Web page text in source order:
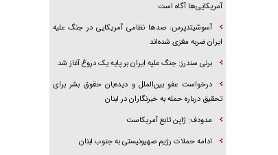
برابر یورش به پاسگاه‌های پلیس
تحلیل ابعاد پیام رهبر انقلاب به حزب‌الله/ مقاومت
نقشه راه آینده غرب آسیا
آمریکایی‌ها آگاه است
آسوشیتدپرس: صد‌ها نظامی آمریکایی در جنگ علیه
ایران ضربه مغزی شده‌اند
برنی سندرز: جنگ علیه ایران بر پایه یک دروغ آغاز شد
درخواست عفو بین‌الملل و دیده‌بان حقوق بشر برای
تحقیق درباره حمله به خبرنگاران در لبنان
مدودف: ژاپن تابع آمریکاست
ادامه حملات رژیم صهیونیستی به جنوب لبنان